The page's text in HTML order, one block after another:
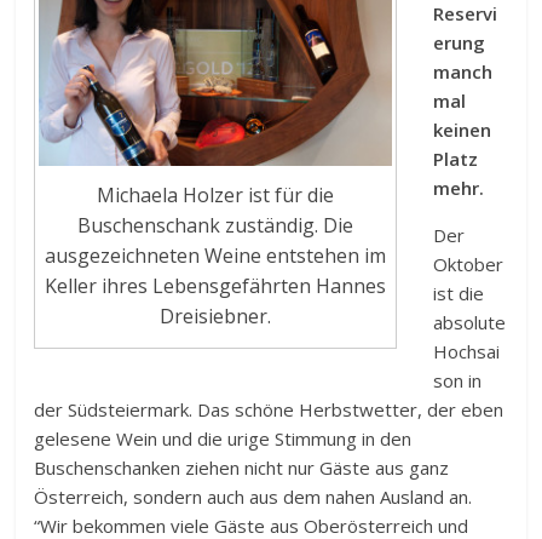
Michaela Holzer ist für die
Buschenschank zuständig. Die
ausgezeichneten Weine entstehen im
Keller ihres Lebensgefährten Hannes
Dreisiebner.
Reservi
erung
manch
mal
keinen
Platz
mehr.
Der
Oktober
ist die
absolute
Hochsai
son in
der Südsteiermark. Das schöne Herbstwetter, der eben
gelesene Wein und die urige Stimmung in den
Buschenschanken ziehen nicht nur Gäste aus ganz
Österreich, sondern auch aus dem nahen Ausland an.
“Wir bekommen viele Gäste aus Oberösterreich und